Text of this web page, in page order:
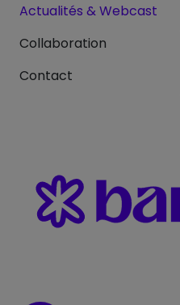
Actualités & Webcast
Collaboration
Contact